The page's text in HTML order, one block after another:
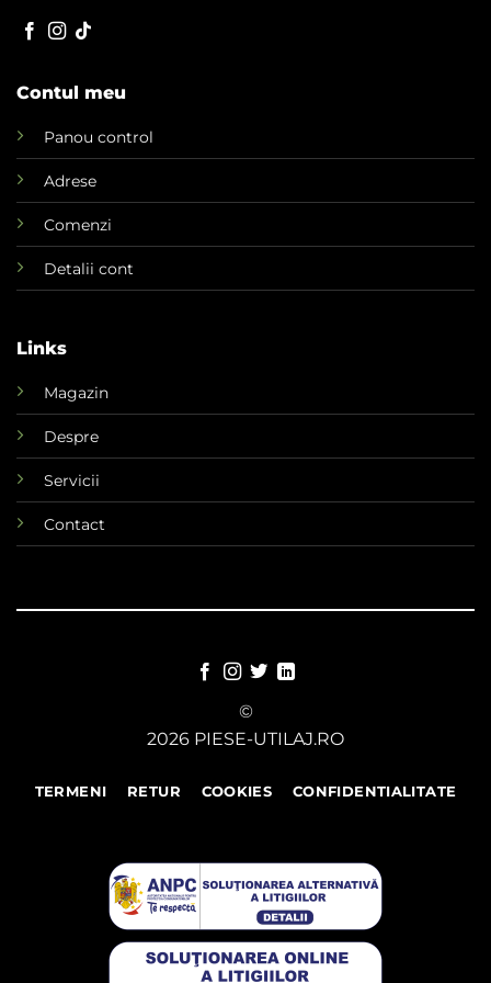
Contul meu
Panou control
Adrese
Comenzi
Detalii cont
Links
Magazin
Despre
Servicii
Contact
©
2026 PIESE-UTILAJ.RO
TERMENI RETUR COOKIES CONFIDENTIALITATE